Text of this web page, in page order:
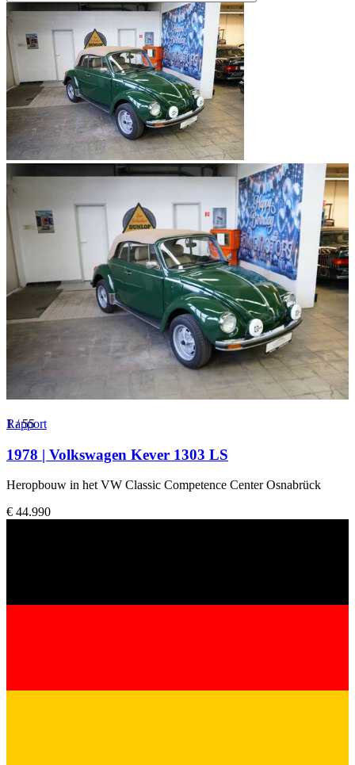
1/55
Rapport
1978 | Volkswagen Kever 1303 LS
Heropbouw in het VW Classic Competence Center Osnabrück
€ 44.990